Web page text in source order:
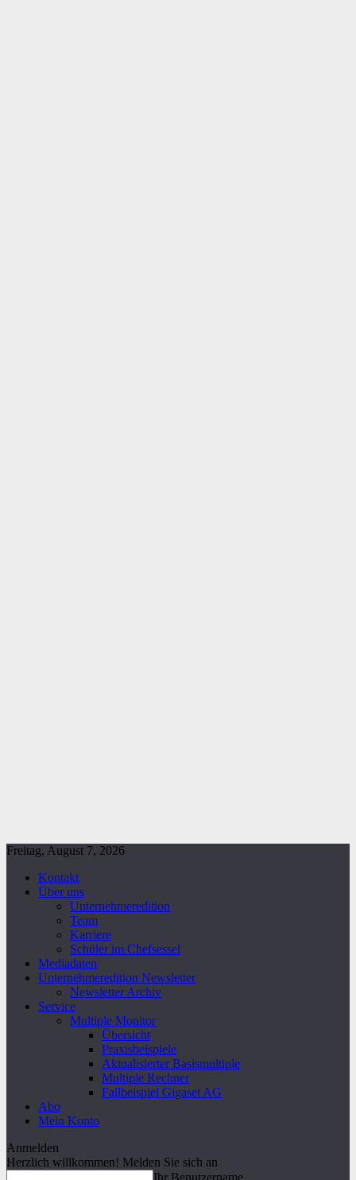
Freitag, August 7, 2026
Kontakt
Über uns
Unternehmeredition
Team
Karriere
Schüler im Chefsessel
Mediadaten
Unternehmeredition Newsletter
Newsletter Archiv
Service
Multiple Monitor
Übersicht
Praxisbeispiele
Aktualisierter Basismultiple
Multiple Rechner
Fallbeispiel Gigaset AG
Abo
Mein Konto
Anmelden
Herzlich willkommen! Melden Sie sich an
Ihr Benutzername